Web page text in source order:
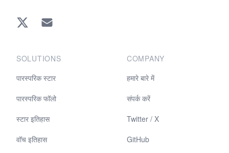
Twitter EMAIL
SOLUTIONS
पारस्परिक स्टार
पारस्परिक फॉलो
स्टार इतिहास
वॉच इतिहास
COMPANY
हमारे बारे में
संपर्क करें
Twitter / X
GitHub